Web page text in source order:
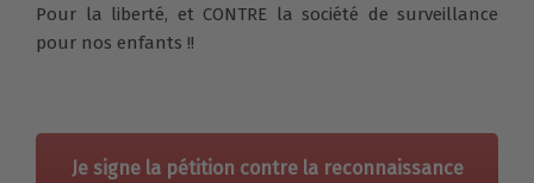
Pour la liberté, et CONTRE la société de surveillance
pour nos enfants !!
Je signe la pétition contre la reconnaissance